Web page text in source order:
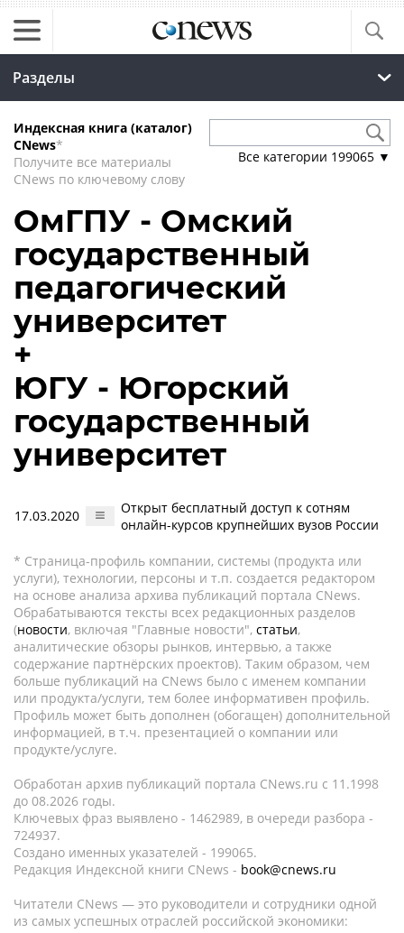
Разделы
Индексная книга (каталог)
CNews*
Получите все материалы
CNews по ключевому слову
Все категории 199065 ▼
ОмГПУ - Омский
государственный
педагогический
университет
+
ЮГУ - Югорский
государственный
университет
17.03.2020
Открыт бесплатный доступ к сотням
онлайн-курсов крупнейших вузов России
* Страница-профиль компании, системы (продукта или
услуги), технологии, персоны и т.п. создается редактором
на основе анализа архива публикаций портала CNews.
Обрабатываются тексты всех редакционных разделов
(новости, включая "Главные новости", статьи,
аналитические обзоры рынков, интервью, а также
содержание партнёрских проектов). Таким образом, чем
больше публикаций на CNews было с именем компании
или продукта/услуги, тем более информативен профиль.
Профиль может быть дополнен (обогащен) дополнительной
информацией, в т.ч. презентацией о компании или
продукте/услуге.
Обработан архив публикаций портала CNews.ru c 11.1998
до 08.2026 годы.
Ключевых фраз выявлено - 1462989, в очереди разбора -
724937.
Создано именных указателей - 199065.
Редакция Индексной книги CNews - book@cnews.ru
Читатели CNews — это руководители и сотрудники одной
из самых успешных отраслей российской экономики: